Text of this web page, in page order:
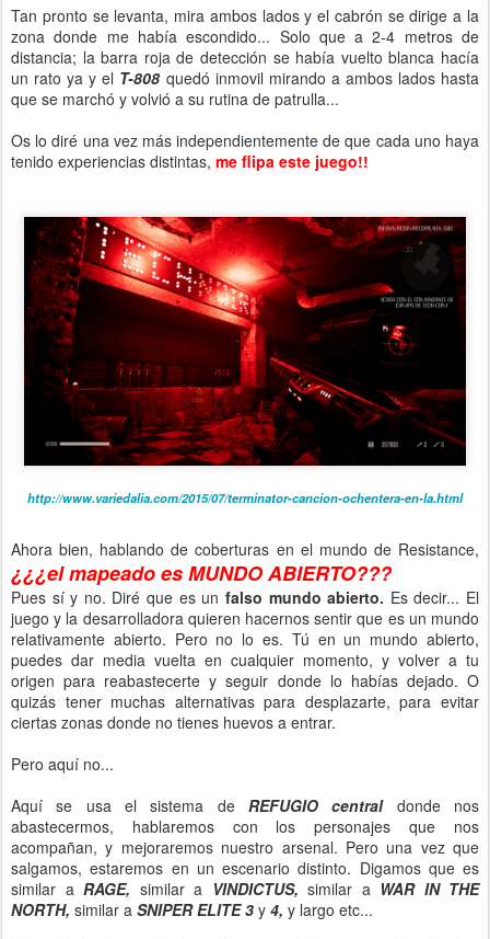
Tan pronto se levanta, mira ambos lados y el cabrón se dirige a la
zona donde me había escondido... Solo que a 2-4 metros de
distancia; la barra roja de detección se había vuelto blanca hacía
un rato ya y el T-808 quedó inmovil mirando a ambos lados hasta
que se marchó y volvió a su rutina de patrulla...
Os lo diré una vez más independientemente de que cada uno haya
tenido experiencias distintas, me flipa este juego!!
http://www.variedalia.com/2015/07/terminator-cancion-ochentera-en-la.html
Ahora bien, hablando de coberturas en el mundo de Resistance,
¿¿¿el mapeado es MUNDO ABIERTO???
Pues sí y no. Diré que es un falso mundo abierto. Es decir... El
juego y la desarrolladora quieren hacernos sentir que es un mundo
relativamente abierto. Pero no lo es. Tú en un mundo abierto,
puedes dar media vuelta en cualquier momento, y volver a tu
origen para reabastecerte y seguir donde lo habías dejado. O
quizás tener muchas alternativas para desplazarte, para evitar
ciertas zonas donde no tienes huevos a entrar.
Pero aquí no...
Aquí se usa el sistema de REFUGIO central donde nos
abastecermos, hablaremos con los personajes que nos
acompañan, y mejoraremos nuestro arsenal. Pero una vez que
salgamos, estaremos en un escenario distinto. Digamos que es
similar a RAGE, similar a VINDICTUS, similar a WAR IN THE
NORTH, similar a SNIPER ELITE 3 y 4, y largo etc...